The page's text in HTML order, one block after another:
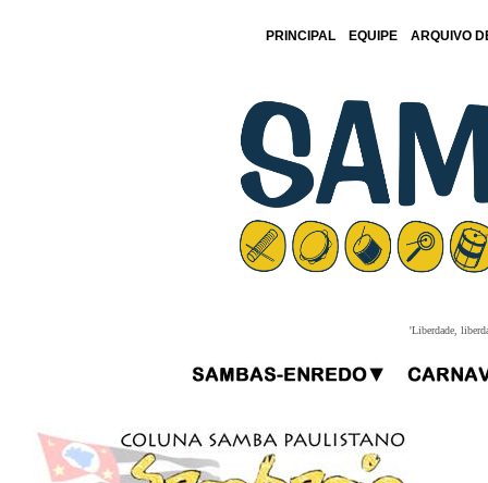
PRINCIPAL EQUIPE ARQUIVO
'Liberdade,